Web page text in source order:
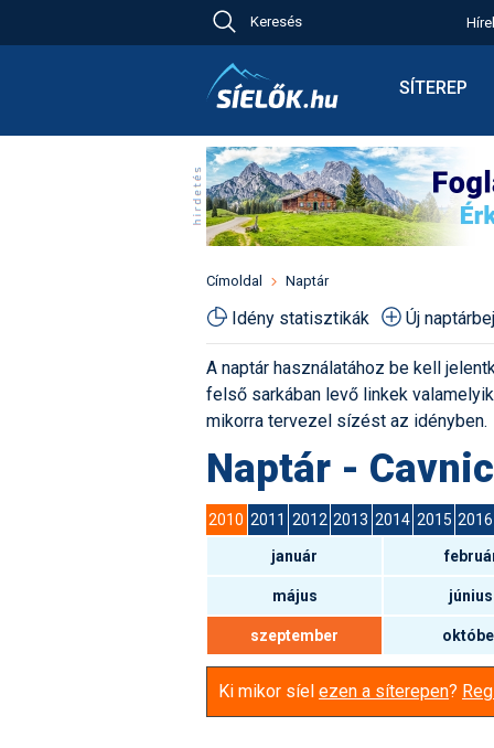
Keresés
SÍTEREP
Síbérletárak
Toplista
Havazás
Fotók
Címoldal Naptár
Idény statisztikák Új
A naptár használatához be kell
felső sarkában levő linkek
mikorra tervezel sízést az idényben.
Naptár -
2010 2011 2012 2013 2014 2015 2016
január
május június
szeptember
Ki mikor síel ezen a síterepen?